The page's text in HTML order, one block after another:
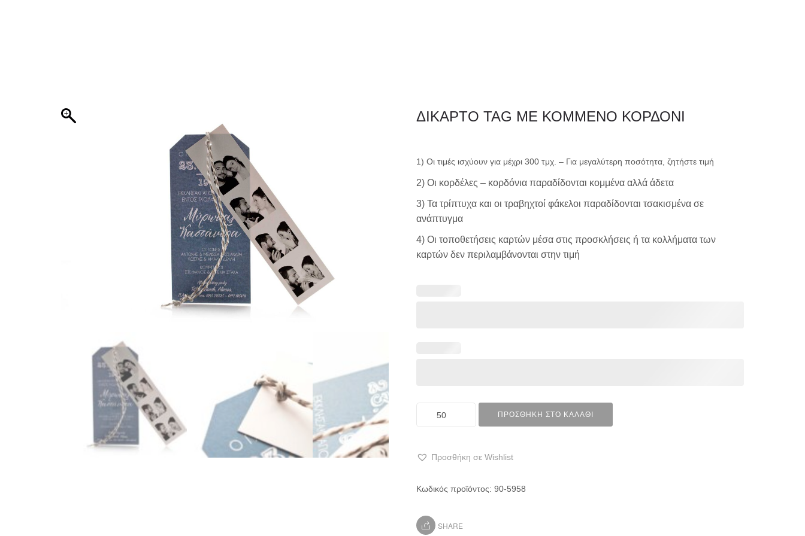
Εταιρειών/Τιμολογίων/
Ξενοδοχείων
ΔΙΚΑΡΤΟ TAG ΜΕ ΚΟΜΜΕΝΟ ΚΟΡΔΟΝΙ
1) Οι τιμές ισχύουν για μέχρι 300 τμχ. – Για μεγαλύτερη ποσότητα, ζητήστε τιμή
2) Οι κορδέλες – κορδόνια παραδίδονται κομμένα αλλά άδετα
3) Τα τρίπτυχα και οι τραβηχτοί φάκελοι παραδίδονται τσακισμένα σε
ανάπτυγμα
4) Οι τοποθετήσεις καρτών μέσα στις προσκλήσεις ή τα κολλήματα των
καρτών δεν περιλαμβάνονται στην τιμή
ΠΡΟΣΘΉΚΗ ΣΤΟ ΚΑΛΆΘΙ
Προσθήκη σε Wishlist
Κωδικός προϊόντος: 90-5958
SHARE